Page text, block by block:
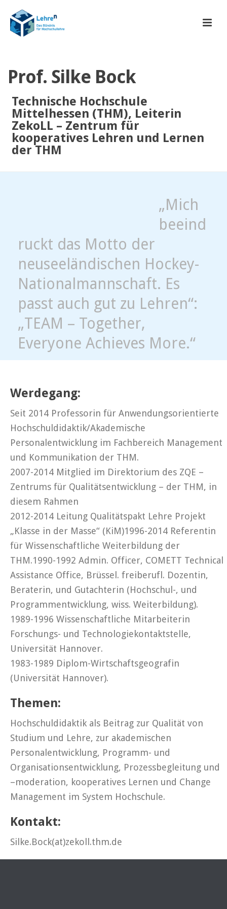
Prof. Silke Bock
Technische Hochschule
Mittelhessen (THM), Leiterin
ZekoLL – Zentrum für
kooperatives Lehren und Lernen
der THM
„Mich
beeind
ruckt das Motto der
neuseeländischen Hockey-
Nationalmannschaft. Es
passt auch gut zu Lehren“:
„TEAM – Together,
Everyone Achieves More.“
Werdegang:
Seit 2014 Professorin für Anwendungsorientierte
Hochschuldidaktik/Akademische
Personalentwicklung im Fachbereich Management
und Kommunikation der THM.
2007-2014 Mitglied im Direktorium des ZQE –
Zentrums für Qualitätsentwicklung – der THM, in
diesem Rahmen
2012-2014 Leitung Qualitätspakt Lehre Projekt
„Klasse in der Masse“ (KiM)1996-2014 Referentin
für Wissenschaftliche Weiterbildung der
THM.1990-1992 Admin. Officer, COMETT Technical
Assistance Office, Brüssel. freiberufl. Dozentin,
Beraterin, und Gutachterin (Hochschul-, und
Programmentwicklung, wiss. Weiterbildung).
1989-1996 Wissenschaftliche Mitarbeiterin
Forschungs- und Technologiekontaktstelle,
Universität Hannover.
1983-1989 Diplom-Wirtschaftsgeografin
(Universität Hannover).
Themen:
Hochschuldidaktik als Beitrag zur Qualität von
Studium und Lehre, zur akademischen
Personalentwicklung, Programm- und
Organisationsentwicklung, Prozessbegleitung und
–moderation, kooperatives Lernen und Change
Management im System Hochschule.
Kontakt:
Silke.Bock(at)zekoll.thm.de